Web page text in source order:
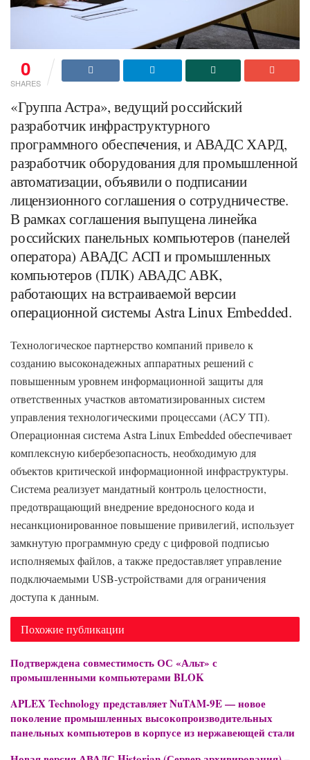
0
SHARES
«Группа Астра», ведущий российский
разработчик инфраструктурного
программного обеспечения, и АВАДС ХАРД,
разработчик оборудования для промышленной
автоматизации, объявили о подписании
лицензионного соглашения о сотрудничестве.
В рамках соглашения выпущена линейка
российских панельных компьютеров (панелей
оператора) АВАДС АСП и промышленных
компьютеров (ПЛК) АВАДС АВК,
работающих на встраиваемой версии
операционной системы Astra Linux Embedded.
Технологическое партнерство компаний привело к
созданию высоконадежных аппаратных решений с
повышенным уровнем информационной защиты для
ответственных участков автоматизированных систем
управления технологическими процессами (АСУ ТП).
Операционная система Astra Linux Embedded обеспечивает
комплексную кибербезопасность, необходимую для
объектов критической информационной инфраструктуры.
Система реализует мандатный контроль целостности,
предотвращающий внедрение вредоносного кода и
несанкционированное повышение привилегий, использует
замкнутую программную среду с цифровой подписью
исполняемых файлов, а также предоставляет управление
подключаемыми USB‑устройствами для ограничения
доступа к данным.
Похожие публикации
Подтверждена совместимость ОС «Альт» с
промышленными компьютерами BLOK
APLEX Technology представляет NuTAM-9E — новое
поколение промышленных высокопроизводительных
панельных компьютеров в корпусе из нержавеющей стали